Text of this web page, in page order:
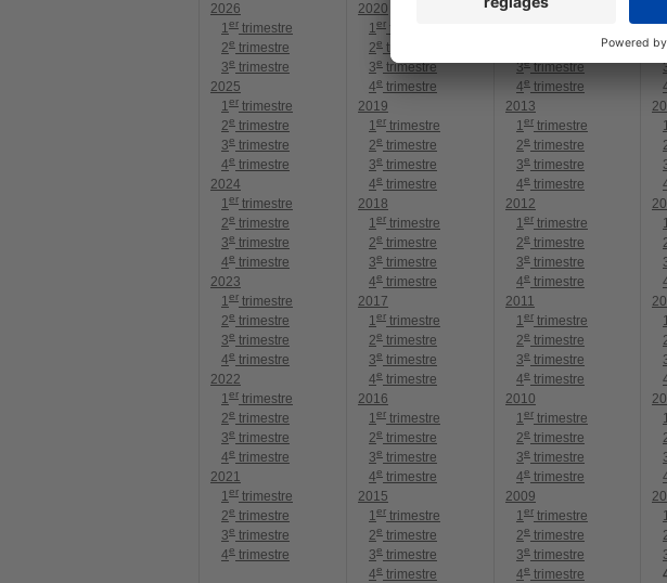
2026
1er trimestre
2e trimestre
3e trimestre
2025
1er trimestre
2e trimestre
3e trimestre
4e trimestre
2024
1er trimestre
2e trimestre
3e trimestre
4e trimestre
2023
1er trimestre
2e trimestre
3e trimestre
4e trimestre
2022
1er trimestre
2e trimestre
3e trimestre
4e trimestre
2021
1er trimestre
2e trimestre
3e trimestre
4e trimestre
2020
1er trimestre
2e trimestre
3e trimestre
4e trimestre
2019
1er trimestre
2e trimestre
3e trimestre
4e trimestre
2018
1er trimestre
2e trimestre
3e trimestre
4e trimestre
2017
1er trimestre
2e trimestre
3e trimestre
4e trimestre
2016
1er trimestre
2e trimestre
3e trimestre
4e trimestre
2015
1er trimestre
2e trimestre
3e trimestre
4e trimestre
2014
3etrimestre
4e trimestre
2013
1er trimestre
2e trimestre
3e trimestre
4e trimestre
2012
1er trimestre
2e trimestre
3e trimestre
4e trimestre
2011
1er trimestre
2e trimestre
3e trimestre
4e trimestre
2010
1er trimestre
2e trimestre
3e trimestre
4e trimestre
2009
1er trimestre
2e trimestre
3e trimestre
4e trimestre
2